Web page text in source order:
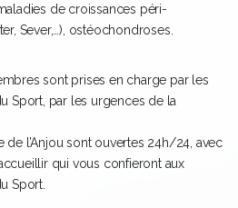
de croissances péri-
Sever,…), ostéochondroses.
sont prises en charge par les
Sport, par les urgences de la
de l’Anjou sont ouvertes 24h/24, avec
qui vous confieront aux
Sport.